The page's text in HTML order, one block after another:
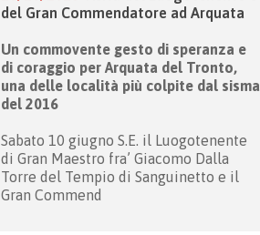
del Gran Commendatore ad Arquata
Un commovente gesto di speranza e
di coraggio per Arquata del Tronto,
una delle località più colpite dal sisma
del 2016
Sabato 10 giugno S.E. il Luogotenente
di Gran Maestro fra’ Giacomo Dalla
Torre del Tempio di Sanguinetto e il
Gran Commend